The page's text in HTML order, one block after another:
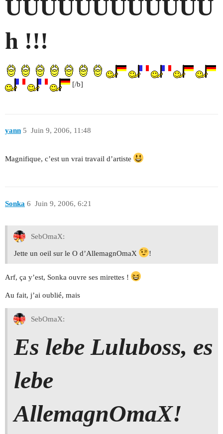
UUUUUUUUUUUU
h !!!
[/b]
yann Juin 9, 2006, 11:48
5
Magnifique, c’est un vrai travail d’artiste
Sonka Juin 9, 2006, 6:21
6
SebOmaX:
Jette un oeil sur le O d’AllemagnOmaX !
Arf, ça y’est, Sonka ouvre ses mirettes !
Au fait, j’ai oublié, mais
SebOmaX:
Es lebe Luluboss, es
lebe
AllemagnOmaX!